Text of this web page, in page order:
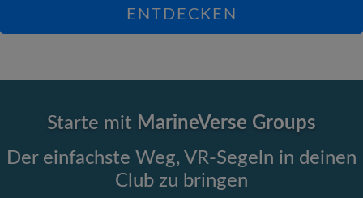
ENTDECKEN
Starte mit MarineVerse Groups
Der einfachste Weg, VR-Segeln in deinen
Club zu bringen